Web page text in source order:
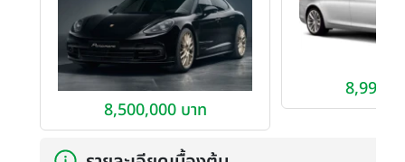
8,500,000 บาท